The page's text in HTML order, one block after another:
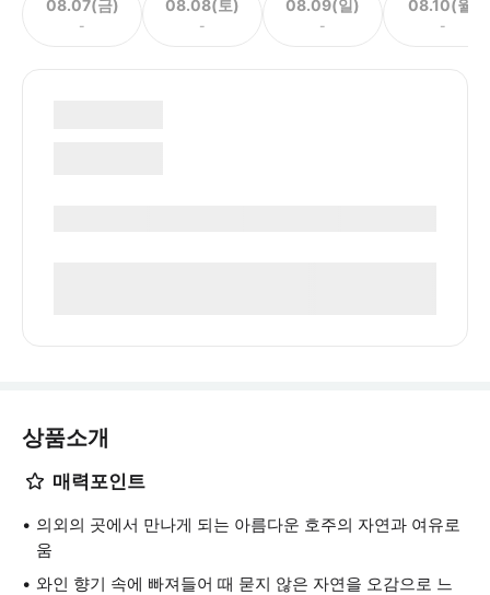
08.07(금)
-
08.08(토)
-
08.09(일)
-
08.10(월)
-
상품소개
매력포인트
의외의 곳에서 만나게 되는 아름다운 호주의 자연과 여유로
움
와인 향기 속에 빠져들어 때 묻지 않은 자연을 오감으로 느